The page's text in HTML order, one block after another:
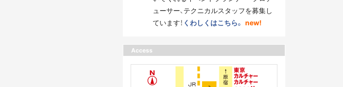
ューサー、テクニカルスタッフを募集し
ています！ くわしくはこちら。 new!
Access